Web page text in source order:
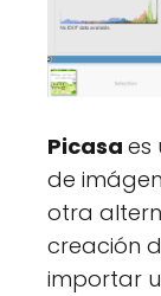
Picasa es
de
otra
creación
importar